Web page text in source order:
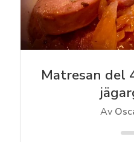
Matresan del
Av